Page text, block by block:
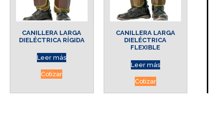
CANILLERA LARGA
DIELÉCTRICA RÍGIDA
Leer más
Cotizar
CANILLERA LARGA
DIELÉCTRICA
FLEXIBLE
Leer más
Cotizar